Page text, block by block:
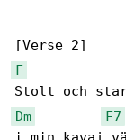
F
Dm
F7